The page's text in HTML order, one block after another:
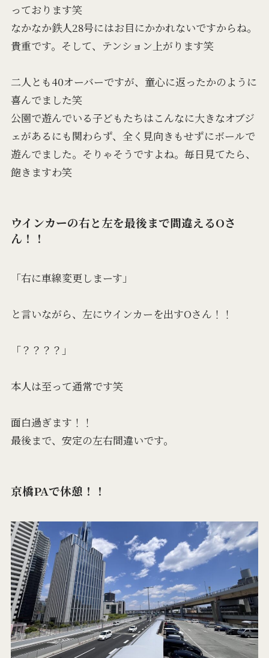
っております笑
なかなか鉄人28号にはお目にかかれないですからね。
貴重です。そして、テンション上がります笑
二人とも40オーバーですが、童心に返ったかのように
喜んでました笑
公園で遊んでいる子どもたちはこんなに大きなオブジ
ェがあるにも関わらず、全く見向きもせずにボールで
遊んでました。そりゃそうですよね。毎日見てたら、
飽きますわ笑
ウインカーの右と左を最後まで間違えるOさ
ん！！
「右に車線変更しまーす」
と言いながら、左にウインカーを出すOさん！！
「？？？？」
本人は至って通常です笑
面白過ぎます！！
最後まで、安定の左右間違いです。
京橋PAで休憩！！